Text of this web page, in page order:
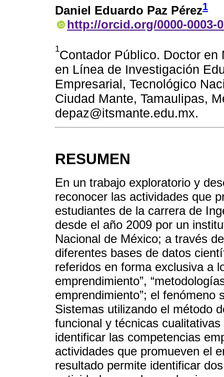
Daniel Eduardo Paz Pérez1
http://orcid.org/0000-0003-
1Contador Público. Doctor
en Línea de Investigación
Empresarial, Tecnológico
Ciudad Mante, Tamaulipas,
depaz@itsmante.edu.mx.
RESUMEN
En un trabajo exploratorio y
reconocer las actividades que
estudiantes de la carrera de
desde el año 2009 por un
Nacional de México; a través
diferentes bases de datos
referidos en forma exclusiva a
emprendimiento”,
emprendimiento”; el fenómeno
Sistemas utilizando el método
funcional y técnicas
identificar las competencias
actividades que promueven el
resultado permite identificar